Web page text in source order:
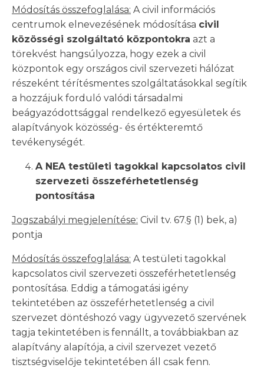
Módosítás összefoglalása: A civil információs
centrumok elnevezésének módosítása civil
közösségi szolgáltató központokra azt a
törekvést hangsúlyozza, hogy ezek a civil
központok egy országos civil szervezeti hálózat
részeként térítésmentes szolgáltatásokkal segítik
a hozzájuk forduló valódi társadalmi
beágyazódottsággal rendelkező egyesületek és
alapítványok közösség- és értékteremtő
tevékenységét.
A NEA testületi tagokkal kapcsolatos civil
szervezeti összeférhetetlenség
pontosítása
Jogszabályi megjelenítése: Civil tv. 67.§ (1) bek, a)
pontja
Módosítás összefoglalása: A testületi tagokkal
kapcsolatos civil szervezeti összeférhetetlenség
pontosítása. Eddig a támogatási igény
tekintetében az összeférhetetlenség a civil
szervezet döntéshozó vagy ügyvezető szervének
tagja tekintetében is fennállt, a továbbiakban az
alapítvány alapítója, a civil szervezet vezető
tisztségviselője tekintetében áll csak fenn.